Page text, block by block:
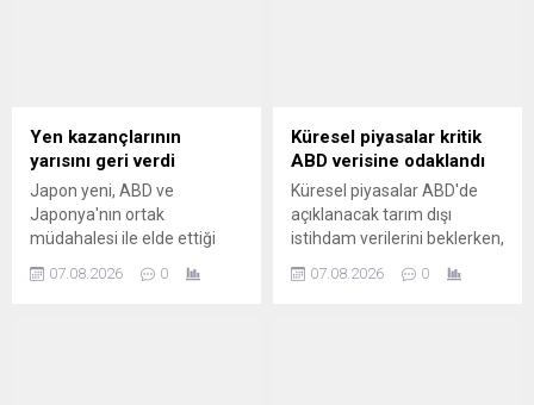
Yen kazançlarının
yarısını geri verdi
Japon yeni, ABD ve
Japonya'nın ortak
müdahalesi ile elde ettiği
yarısını geri verirken,
07.08.2026 0
Küresel piyasalar kritik
ABD verisine odaklandı
Küresel piyasalar ABD'de
açıklanacak tarım dışı
istihdam verilerini beklerken,
enflasyon konusunda
07.08.2026 0